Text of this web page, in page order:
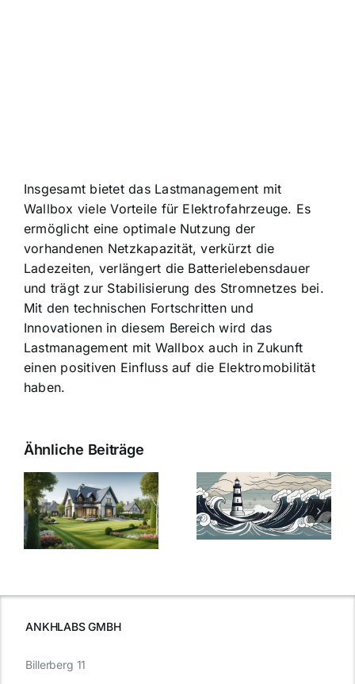
Insgesamt bietet das Lastmanagement mit
Wallbox viele Vorteile für Elektrofahrzeuge. Es
ermöglicht eine optimale Nutzung der
vorhandenen Netzkapazität, verkürzt die
Ladezeiten, verlängert die Batterielebensdauer
und trägt zur Stabilisierung des Stromnetzes bei.
Mit den technischen Fortschritten und
Innovationen in diesem Bereich wird das
Lastmanagement mit Wallbox auch in Zukunft
einen positiven Einfluss auf die Elektromobilität
haben.
Ähnliche Beiträge
Bauzinsen im
Sturm: Die
aktuelle
Entwicklung
Die Evolution
der
Bauzinsen: Ein
Blick in die
ANKHLABS GMBH
Billerberg 11